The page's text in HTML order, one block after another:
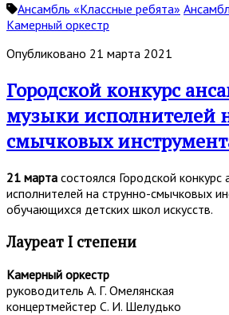
Ансамбль «Классные ребята»
Камерный оркестр
Опубликовано 21 марта 2021
Городской конкурс
музыки исполнителей
смычковых
21 марта состоялся Городской
исполнителей на струнно-смычковых
обучающихся детских школ искусств.
Лауреат I степени
Камерный оркестр
руководитель А. Г. Омелянская
концертмейстер С. И. Шелудько